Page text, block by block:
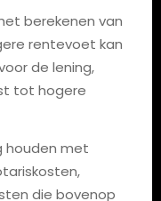
berekenen van
rentevoet kan
de lening,
tot hogere
houden met
die bovenop